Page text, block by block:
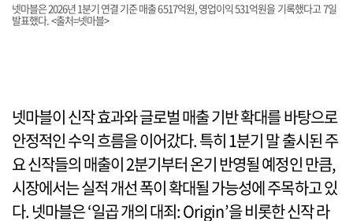
넷마블은 2026년 1분기 연결 기준 매출 6517억원, 영업이익 531억원을 기록했다고 7일
발표했다. <출처=넷마블>
넷마블이 신작 효과와 글로벌 매출 기반 확대를 바탕으로
안정적인 수익 흐름을 이어갔다. 특히 1분기 말 출시된 주
요 신작들의 매출이 2분기부터 온기 반영될 예정인 만큼,
시장에서는 실적 개선 폭이 확대될 가능성에 주목하고 있
다. 넷마블은 ‘일곱 개의 대죄: Origin’을 비롯한 신작 라